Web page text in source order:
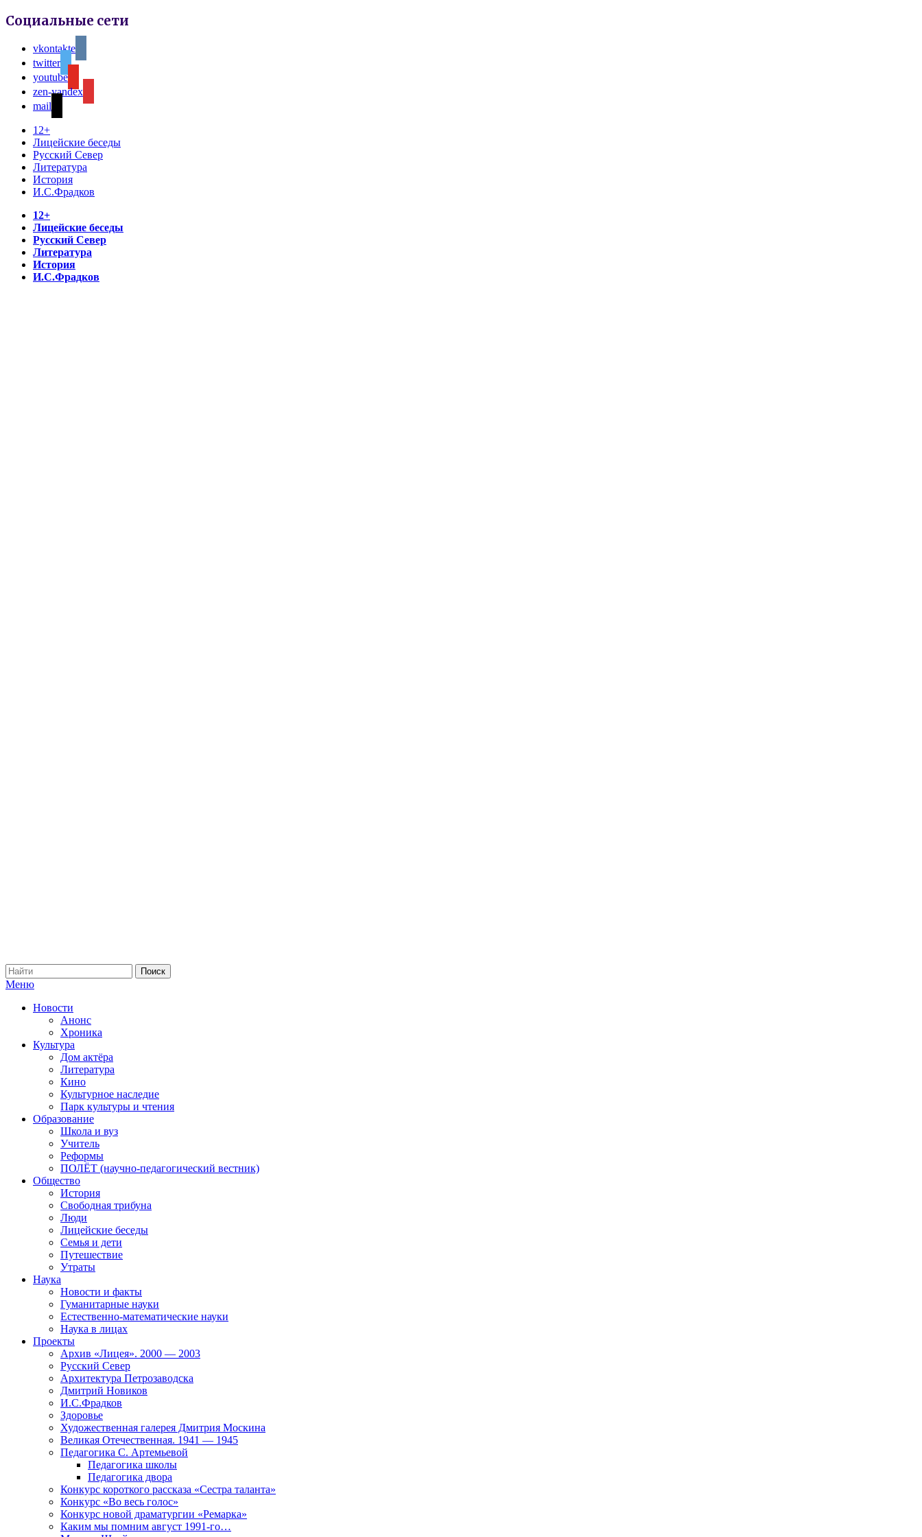
Социальные сети
vkontakte
twitter
youtube
zen-yandex
mail
12+
Лицейские беседы
Русский Север
Литература
История
И.С.Фрадков
12+
Лицейские беседы
Русский Север
Литература
История
И.С.Фрадков
Меню
Новости
Анонс
Хроника
Культура
Дом актёра
Литература
Кино
Культурное наследие
Парк культуры и чтения
Образование
Школа и вуз
Учитель
Реформы
ПОЛЁТ (научно-педагогический вестник)
Общество
История
Свободная трибуна
Люди
Лицейские беседы
Семья и дети
Путешествие
Утраты
Наука
Новости и факты
Гуманитарные науки
Естественно-математические науки
Наука в лицах
Проекты
Архив «Лицея». 2000 — 2003
Русский Север
Архитектура Петрозаводска
Дмитрий Новиков
И.С.Фрадков
Здоровье
Художественная галерея Дмитрия Москина
Великая Отечественная. 1941 — 1945
Педагогика С. Артемьевой
Педагогика школы
Педагогика двора
Конкурс короткого рассказа «Сестра таланта»
Конкурс «Во весь голос»
Конкурс новой драматургии «Ремарка»
Каким мы помним август 1991-го…